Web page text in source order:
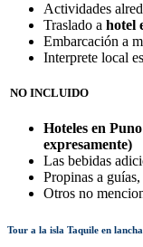
Actividades
Traslado a hotel
Embarcación a
Interprete local
NO INCLUIDO
Hoteles en
expresamente)
Las bebidas
Propinas a
Otros no
Tour a la isla Taquile en